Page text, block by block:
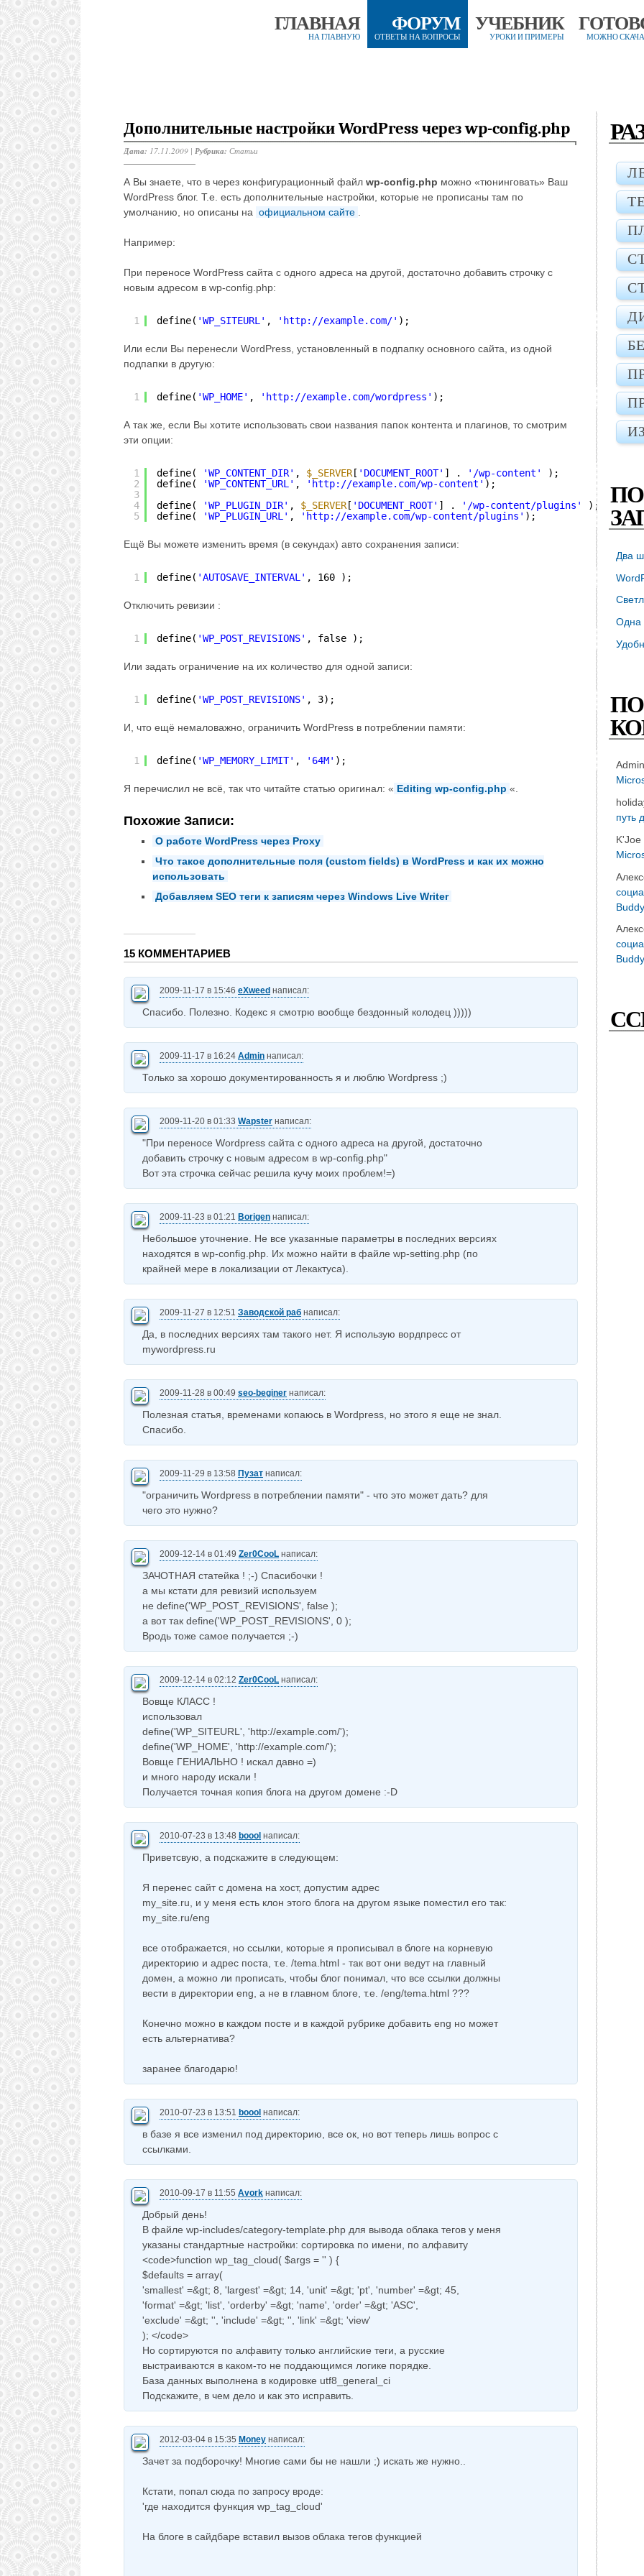
ГЛАВНАЯ
НА ГЛАВНУЮ
ФОРУМ
ОТВЕТЫ НА ВОПРОСЫ
УЧЕБНИК
УРОКИ И ПРИМЕРЫ МОЖНО
Дополнительные настройки WordPress через wp-config.php
Дата: 17.11.2009 | Рубрика: Статьи
А Вы знаете, что в через конфигурационный файл wp-config.php можно «тюнинговать» Ваш
WordPress блог. Т.е. есть дополнительные настройки, которые не прописаны там по
умолчанию, но описаны на официальном сайте
Например:
При переносе WordPress сайта с одного адреса на другой, достаточно добавить строчку с
новым адресом в wp-config.php:
1 define( 'WP_SITEURL' , ' http://example.com/' );
Или если Вы перенесли WordPress, установленный в подпапку основного сайта, из одной
подпапки в другую:
1 define( 'WP_HOME' , ' http://example.com/wordpress ' );
А так же, если Вы хотите использовать свои названия папок контента и плагинов, то смотрим
эти опции:
1
2
3
4
5
define( 'WP_CONTENT_DIR' , $_SERVER [ 'DOCUMENT_ROOT' ] . '/wp-content'
);
define(
'WP_CONTENT_URL' , ' http://example.com/wp-content ' );
define(
'WP_PLUGIN_DIR' , $_SERVER [ 'DOCUMENT_ROOT' ] . '/wp-content/plugins'
);
define(
'WP_PLUGIN_URL' , ' http://example.com/wp-content/plugins ' );
Ещё Вы можете изменить время (в секундах) авто сохранения записи:
1 define( 'AUTOSAVE_INTERVAL' , 160 );
Отключить ревизии :
1 define( 'WP_POST_REVISIONS' , false );
Или задать ограничение на их количество для одной записи:
1 define( 'WP_POST_REVISIONS' , 3);
И, что ещё немаловажно, ограничить WordPress в потреблении памяти:
1 define( 'WP_MEMORY_LIMIT' , '64M' );
Я перечислил не всё, так что читайте статью оригинал: « Editing wp-config.php «.
Похожие Записи:
О работе WordPress через Proxy
Что такое дополнительные поля (custom fields) в WordPress и как их можно
использовать
Добавляем SEO теги к записям через Windows Live Writer
15 КОММЕНТАРИЕВ
2009-11-17 в 15:46 eXweed написал:
Спасибо. Полезно. Кодекс я смотрю вообще бездонный колодец )))))
2009-11-17 в 16:24 Admin написал:
Только за хорошо документированность я и люблю Wordpress ;)
2009-11-20 в 01:33 Wapster написал:
"При переносе Wordpress сайта с одного адреса на другой, достаточно
добавить строчку с новым адресом в wp-config.php"
Вот эта строчка сейчас решила кучу моих проблем!=)
2009-11-23 в 01:21 Borigen написал:
Небольшое уточнение. Не все указанные параметры в последних версиях
находятся в wp-config.php. Их можно найти в файле wp-setting.php (по
крайней мере в локализации от Лекактуса).
2009-11-27 в 12:51 Заводской раб написал:
Да, в последних версиях там такого нет. Я использую вордпресс от
mywordpress.ru
2009-11-28 в 00:49 seo-beginer написал:
Полезная статья, временами копаюсь в Wordpress, но этого я еще не знал.
Спасибо.
2009-11-29 в 13:58 Пузат написал:
"ограничить Wordpress в потреблении памяти" - что это может дать? для
чего это нужно?
2009-12-14 в 01:49 Zer0CooL написал:
ЗАЧОТНАЯ статейка ! ;-) Спасибочки !
а мы кстати для ревизий используем
не define('WP_POST_REVISIONS', false );
а вот так define('WP_POST_REVISIONS', 0 );
Вродь тоже самое получается ;-)
2009-12-14 в 02:12 Zer0CooL написал:
Вовще КЛАСС !
использовал
define('WP_SITEURL', 'http://example.com/');
define('WP_HOME', 'http://example.com/');
Вовще ГЕНИАЛЬНО ! искал давно =)
и много народу искали !
Получается точная копия блога на другом домене :-D
2010-07-23 в 13:48 boool написал:
Приветсвую, а подскажите в следующем:
Я перенес сайт с домена на хост, допустим адрес
my_site.ru, и у меня есть клон этого блога на другом языке поместил его так:
my_site.ru/eng
все отображается, но ссылки, которые я прописывал в блоге на корневую
директорию и адрес поста, т.е. /tema.html - так вот они ведут на главный
домен, а можно ли прописать, чтобы блог понимал, что все ссылки должны
вести в директории eng, а не в главном блоге, т.е. /eng/tema.html ???
Конечно можно в каждом посте и в каждой рубрике добавить eng но может
есть альтернатива?
заранее благодарю!
2010-07-23 в 13:51 boool написал:
в базе я все изменил под директорию, все ок, но вот теперь лишь вопрос с
ссылками.
2010-09-17 в 11:55 Avork написал:
Добрый день!
В файле wp-includes/category-template.php для вывода облака тегов у меня
указаны стандартные настройки: сортировка по имени, по алфавиту
<code>function wp_tag_cloud( $args = '' ) {
$defaults = array(
'smallest' =&gt; 8, 'largest' =&gt; 14, 'unit' =&gt; 'pt', 'number' =&gt; 45,
'format' =&gt; 'list', 'orderby' =&gt; 'name', 'order' =&gt; 'ASC',
'exclude' =&gt; '', 'include' =&gt; '', 'link' =&gt; 'view'
); </code>
Но сортируются по алфавиту только английские теги, а русские
выстраиваются в каком-то не поддающимся логике порядке.
База данных выполнена в кодировке utf8_general_ci
Подскажите, в чем дело и как это исправить.
2012-03-04 в 15:35 Money написал:
Зачет за подборочку! Многие сами бы не нашли ;) искать же нужно..
Кстати, попал сюда по запросу вроде:
'где находится функция wp_tag_cloud'
На блоге в сайдбаре вставил вызов облака тегов функцией
Два
Одна
Admin
путь
K'Joe